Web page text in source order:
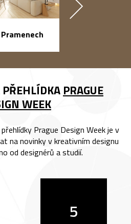
PŘEHLÍDKA PRAGUE
WEEK
Prague Design Week je v
na novinky v kreativním designu
od designérů a studií.
5